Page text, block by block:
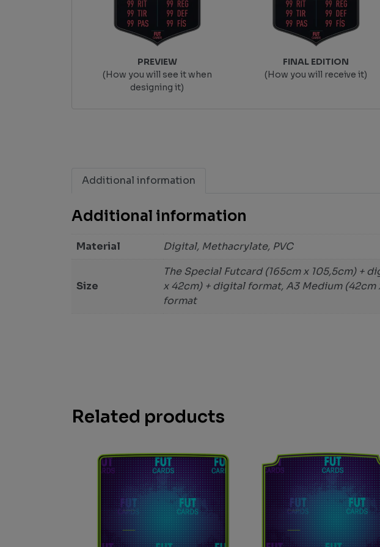
PREVIEW
(How you will see it when
designing it)
FINAL EDITION
(How you will receive it)
Additional information
Additional information
Material Digital, Methacrylate, PVC
Size
The Special Futcard (165cm x 105,5cm) +
x 42cm) + digital format, A3 Medium
format
Related products